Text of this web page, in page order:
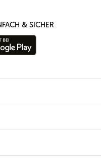
& sicher